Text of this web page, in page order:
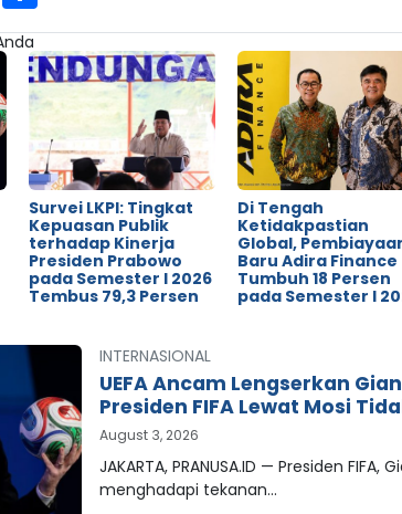
Survei LKPI: Tingkat
Kepuasan Publik
terhadap Kinerja
Presiden Prabowo
pada Semester I 2026
Tembus 79,3 Persen
Di Tengah
Ketidakpastian
Global,
Baru Adira Finance
Tumbuh 18 Persen
pada Semester I
INTERNASIONAL
UEFA Ancam Lengserkan
Presiden FIFA Lewat Mosi
August 3, 2026
JAKARTA, PRANUSA.ID — Presiden FIFA,
menghadapi tekanan…